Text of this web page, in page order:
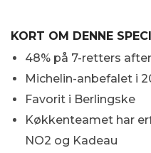
KORT OM DENNE
48% på 7-retters
Michelin-anbefalet i
Favorit i Berlingske
Køkkenteamet har
NO2 og Kadeau